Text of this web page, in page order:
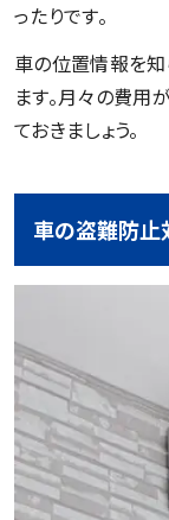
ったりです。
車の位置情報を知
ます。月々の費用
ておきましょう。
車の盗難防止